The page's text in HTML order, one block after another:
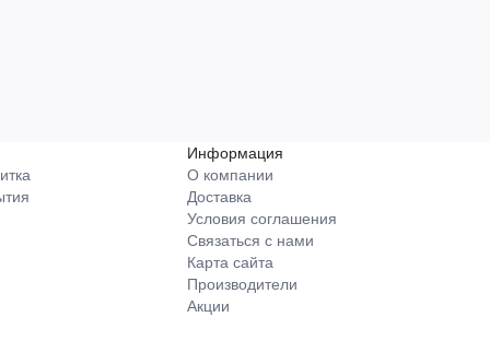
Информация
О компании
Доставка
Условия соглашения
Связаться с нами
Карта сайта
Производители
Акции